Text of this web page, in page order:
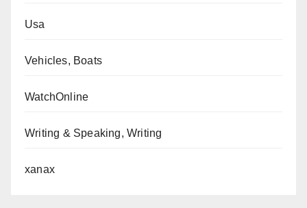
Usa
Vehicles, Boats
WatchOnline
Writing & Speaking, Writing
xanax